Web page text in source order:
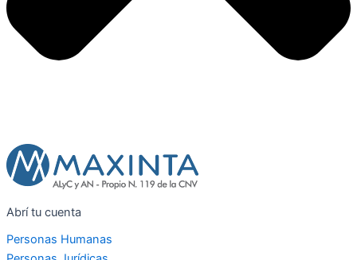
Abrí tu cuenta
Personas Humanas